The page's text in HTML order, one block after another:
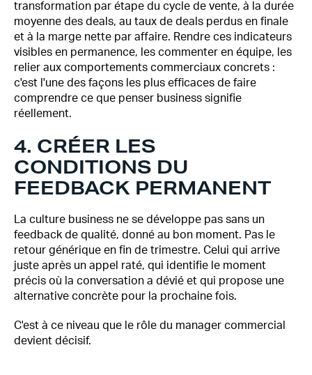
transformation par étape du cycle de vente, à la durée
moyenne des deals, au taux de deals perdus en finale
et à la marge nette par affaire. Rendre ces indicateurs
visibles en permanence, les commenter en équipe, les
relier aux comportements commerciaux concrets :
c'est l'une des façons les plus efficaces de faire
comprendre ce que penser business signifie
réellement.
4. CRÉER LES
CONDITIONS DU
FEEDBACK PERMANENT
La culture business ne se développe pas sans un
feedback de qualité, donné au bon moment. Pas le
retour générique en fin de trimestre. Celui qui arrive
juste après un appel raté, qui identifie le moment
précis où la conversation a dévié et qui propose une
alternative concrète pour la prochaine fois.
C'est à ce niveau que le rôle du manager commercial
devient décisif.